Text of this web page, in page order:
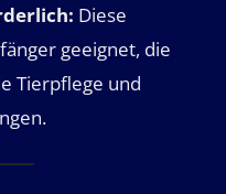
Diese
geeignet, die
Tierpflege und